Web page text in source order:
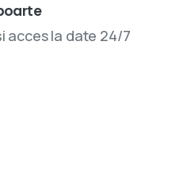
acces la date 24/7